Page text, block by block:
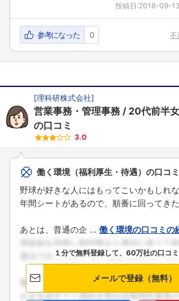
投稿日:2018-09-13
参考になった 0 不
[理科研株式会社]
営業事務・管理事務 20代前半
の口コミ
3.0
働く環境（福利厚生・待遇）の口コミ
野球が好きな人にはもってこいかもしれな
年間シートがあるので、順番に回ってきた
あとは、普通の企 ... 働く環境の口コミの
１分で無料登録して、60万社の口コ
メールで登録（無料）